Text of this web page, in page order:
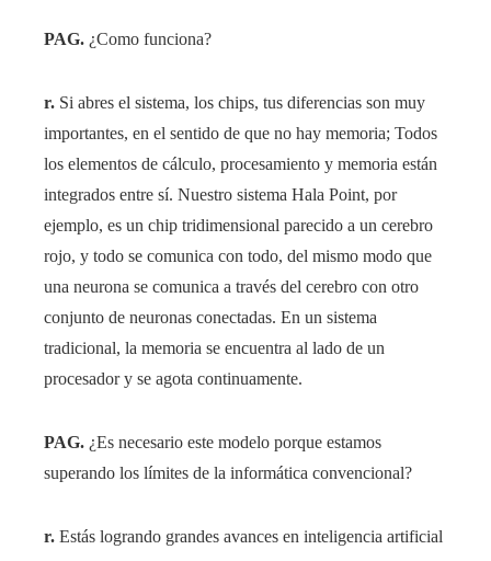
PAG. ¿Como funciona?
r. Si abres el sistema, los chips, tus diferencias son muy
importantes, en el sentido de que no hay memoria; Todos
los elementos de cálculo, procesamiento y memoria están
integrados entre sí. Nuestro sistema Hala Point, por
ejemplo, es un chip tridimensional parecido a un cerebro
rojo, y todo se comunica con todo, del mismo modo que
una neurona se comunica a través del cerebro con otro
conjunto de neuronas conectadas. En un sistema
tradicional, la memoria se encuentra al lado de un
procesador y se agota continuamente.
PAG. ¿Es necesario este modelo porque estamos
superando los límites de la informática convencional?
r. Estás logrando grandes avances en inteligencia artificial